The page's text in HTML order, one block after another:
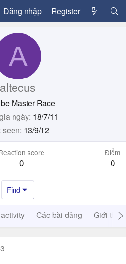
Đăng nhập Register
A
altecus
Master Race
ngày 18/7/11
seen 13/9/12
score
0
Điểm
0
Find
Các bài đăng Giới thiệu